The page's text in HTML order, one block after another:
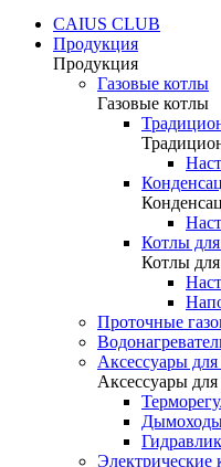
CAIUS CLUB
Продукция
Продукция
Газовые котлы
Газовые котлы
Котлы
Котлы
Проточные
Аксессуары
Аксессуары
Электрические